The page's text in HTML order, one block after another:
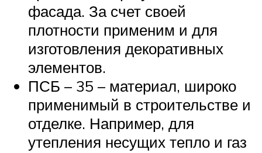
фасада. За счет своей
плотности применим и для
изготовления декоративных
элементов.
ПСБ – 35 – материал, широко
применимый в строительстве и
отделке. Например, для
утепления несущих тепло и газ